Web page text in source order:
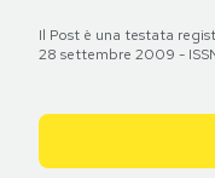
Il Post è una testata
28 settembre 2009 -